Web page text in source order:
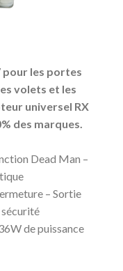
pour les portes
volets et les
universel RX
des marques.
Dead Man –
– Sortie
de puissance